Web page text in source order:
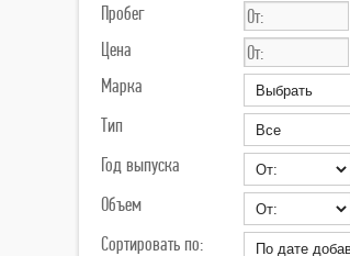
Пробег
Цена
Марка
Тип
Год выпуска
Объем
Сортировать по: